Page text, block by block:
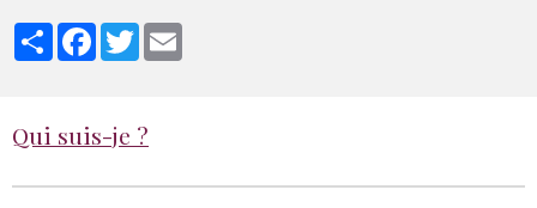
PartagerFacebook
Twitter
Qui suis-je ?